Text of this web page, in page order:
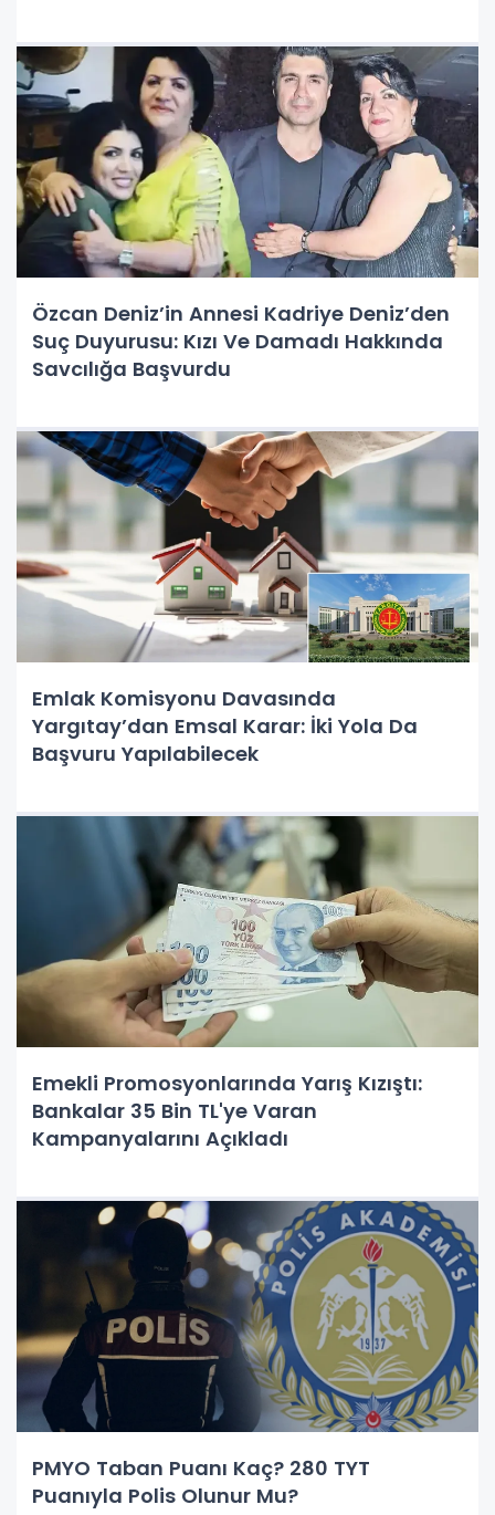
Özcan Deniz’in Annesi Kadriye Deniz’den
Suç Duyurusu: Kızı Ve Damadı Hakkında
Savcılığa Başvurdu
Emlak Komisyonu Davasında
Yargıtay’dan Emsal Karar: İki Yola Da
Başvuru Yapılabilecek
Emekli Promosyonlarında Yarış Kızıştı:
Bankalar 35 Bin TL'ye Varan
Kampanyalarını Açıkladı
PMYO Taban Puanı Kaç? 280 TYT
Puanıyla Polis Olunur Mu?